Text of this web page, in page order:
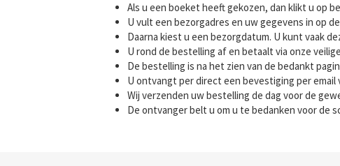
Als u een boeket heeft gekozen, dan klikt u op
U vult een bezorgadres en uw gegevens in op
Daarna kiest u een bezorgdatum. U kunt vaak
U rond de bestelling af en betaalt via onze
De bestelling is na het zien van de bedankt
U ontvangt per direct een bevestiging per email
Wij verzenden uw bestelling de dag voor de
De ontvanger belt u om u te bedanken voor de